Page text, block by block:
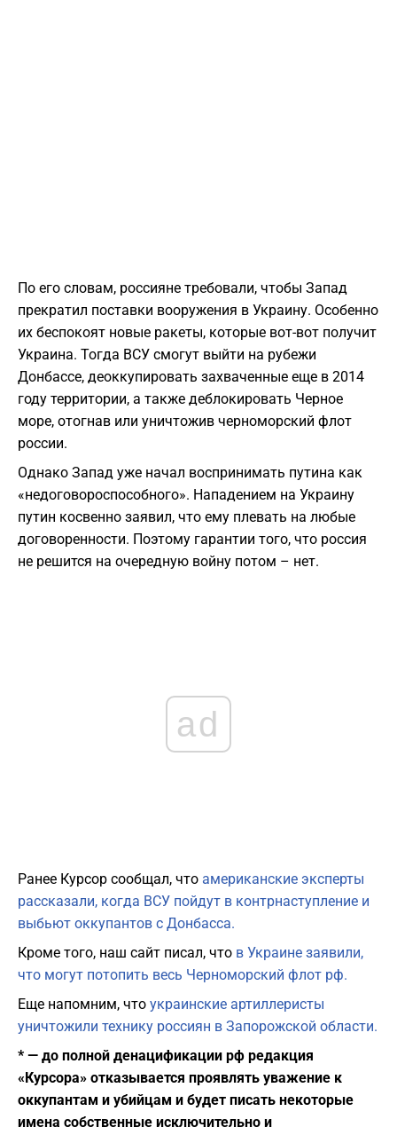
По его словам, россияне требовали, чтобы Запад
прекратил поставки вооружения в Украину. Особенно
их беспокоят новые ракеты, которые вот-вот получит
Украина. Тогда ВСУ смогут выйти на рубежи
Донбассе, деоккупировать захваченные еще в 2014
году территории, а также деблокировать Черное
море, отогнав или уничтожив черноморский флот
россии.
Однако Запад уже начал воспринимать путина как
«недоговороспособного». Нападением на Украину
путин косвенно заявил, что ему плевать на любые
договоренности. Поэтому гарантии того, что россия
не решится на очередную войну потом – нет.
ad
Ранее Курсор сообщал, что американские эксперты
рассказали, когда ВСУ пойдут в контрнаступление и
выбьют оккупантов с Донбасса.
Кроме того, наш сайт писал, что в Украине заявили,
что могут потопить весь Черноморский флот рф.
Еще напомним, что украинские артиллеристы
уничтожили технику россиян в Запорожской области.
* — до полной денацификации рф редакция
«Курсора» отказывается проявлять уважение к
оккупантам и убийцам и будет писать некоторые
имена собственные исключительно и